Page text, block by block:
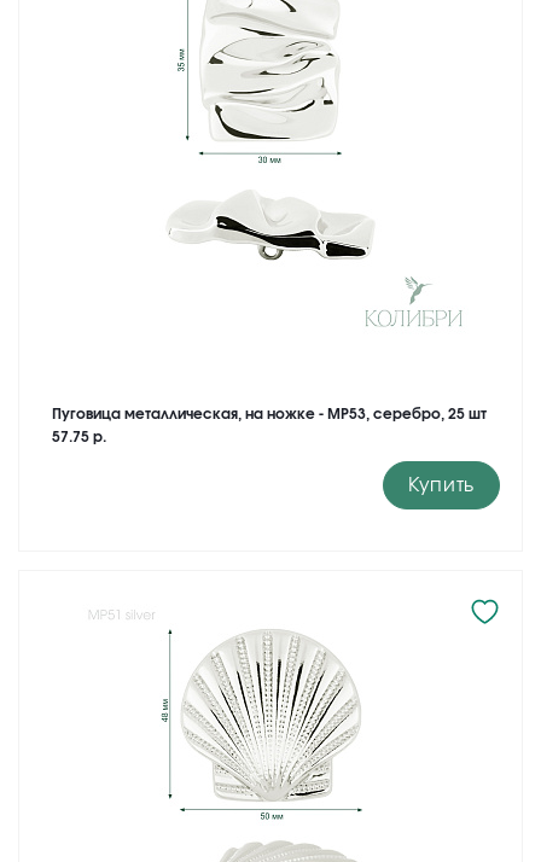
Пуговица металлическая, на ножке - MP53, серебро, 25 шт
57.75 р.
Купить